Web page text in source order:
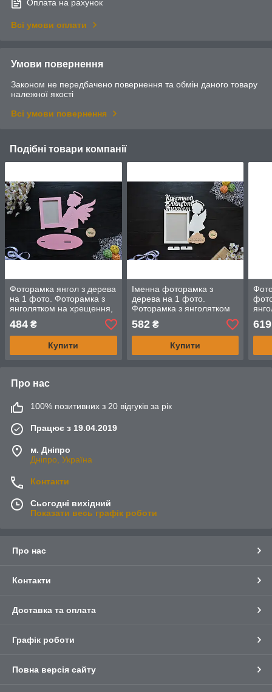
Оплата на рахунок
Всі умови оплати
Умови повернення
Законом не передбачено повернення та обмін даного товару
належної якості
Всі умови повернення
Подібні товари компанії
Фоторамка янгол з дерева
на 1 фото. Фоторамка з
янголятком на хрещення,
на хрещення, на
хрестини. Подарунок
хрещеній
484 ₴
Купити
Іменна фоторамка з
дерева на 1 фото.
Фоторамка з янголятком
на хрещення, на
хрестини. хрещеній.
Янголятко
582₴
Купити
на
619
Про нас
100% позитивних з 20 відгуків за рік
Працює з 19.04.2019
м. Дніпро
Дніпро, Україна
Контакти
Сьогодні вихідний
Показати весь графік роботи
Про нас
Контакти
Доставка та оплата
Графік роботи
Повна версія сайту